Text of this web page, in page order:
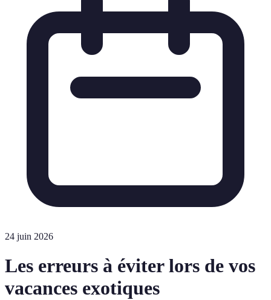
24 juin 2026
Les erreurs à éviter lors de vos
vacances exotiques